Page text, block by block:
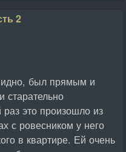
2
был прямым и
старательно
это произошло из
с ровесником у него
в квартире. Ей очень